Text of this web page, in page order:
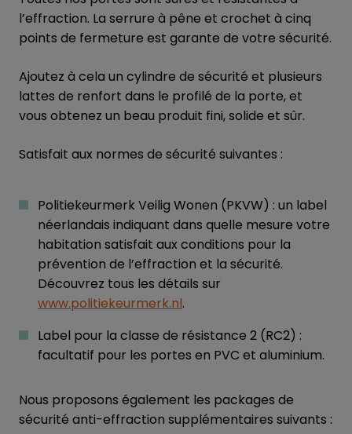
l’effraction. La serrure à pêne et crochet à cinq
points de fermeture est garante de votre sécurité.
Ajoutez à cela un cylindre de sécurité et plusieurs
lattes de renfort dans le profilé de la porte, et
vous obtenez un beau produit fini, solide et sûr.
Satisfait aux normes de sécurité suivantes :
Politiekeurmerk Veilig Wonen (PKVW) : un label
néerlandais indiquant dans quelle mesure votre
habitation satisfait aux conditions pour la
prévention de l’effraction et la sécurité.
Découvrez tous les détails sur
www.politiekeurmerk.nl.
Label pour la classe de résistance 2 (RC2) :
facultatif pour les portes en PVC et aluminium.
Nous proposons également les packages de
sécurité anti-effraction supplémentaires suivants :